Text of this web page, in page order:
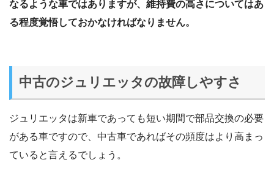
なるような車ではありますが、維持費の高さについてはあ
る程度覚悟しておかなければなりません。
中古のジュリエッタの故障しやすさ
ジュリエッタは新車であっても短い期間で部品交換の必要
がある車ですので、中古車であればその頻度はより高まっ
ていると言えるでしょう。